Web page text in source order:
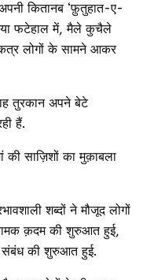
कितानब ‘फ़ुतुहात-ए-
फटेहाल में, मैले कुचैले
लोगों के सामने आकर
तुरकान अपने बेटे
हैं.
की साज़िशों का मुक़ाबला
शब्दों ने मौजूद लोगों
क़दम की शुरुआत हुई,
संबंध की शुरुआत हुई.